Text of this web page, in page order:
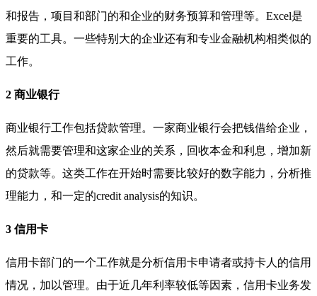
和报告，项目和部门的和企业的财务预算和管理等。Excel是
重要的工具。一些特别大的企业还有和专业金融机构相类似的
工作。
2 商业银行
商业银行工作包括贷款管理。一家商业银行会把钱借给企业，
然后就需要管理和这家企业的关系，回收本金和利息，增加新
的贷款等。这类工作在开始时需要比较好的数字能力，分析推
理能力，和一定的credit analysis的知识。
3 信用卡
信用卡部门的一个工作就是分析信用卡申请者或持卡人的信用
情况，加以管理。由于近几年利率较低等因素，信用卡业务发